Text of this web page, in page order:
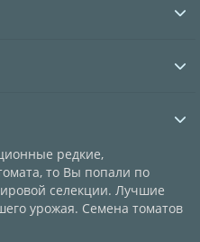
редкие,
то Вы попали по
селекции. Лучшие
урожая. Семена томатов